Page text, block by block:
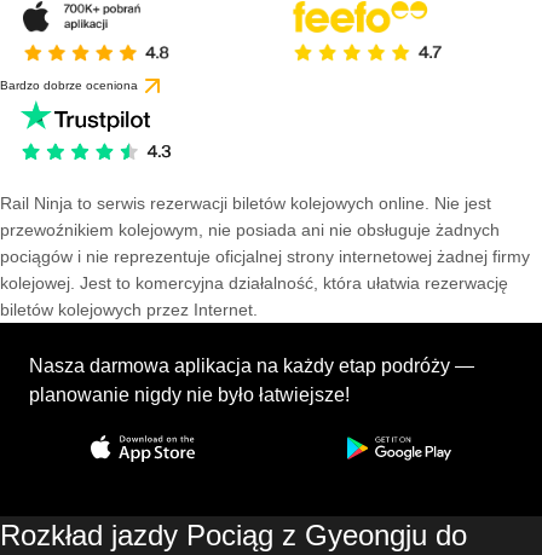
Bardzo dobrze oceniona
Rail Ninja to serwis rezerwacji biletów kolejowych online. Nie jest
przewoźnikiem kolejowym, nie posiada ani nie obsługuje żadnych
pociągów i nie reprezentuje oficjalnej strony internetowej żadnej firmy
kolejowej. Jest to komercyjna działalność, która ułatwia rezerwację
biletów kolejowych przez Internet.
Nasza darmowa aplikacja na każdy etap podróży —
planowanie nigdy nie było łatwiejsze!
Rozkład jazdy Pociąg z Gyeongju do